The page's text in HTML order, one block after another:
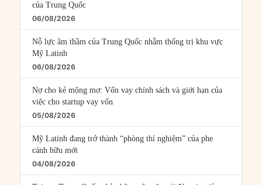
của Trung Quốc
06/08/2026
Nỗ lực âm thầm của Trung Quốc nhằm thống trị khu vực
Mỹ Latinh
06/08/2026
Nợ cho kẻ mộng mơ: Vốn vay chính sách và giới hạn của
việc cho startup vay vốn
05/08/2026
Mỹ Latinh đang trở thành “phòng thí nghiệm” của phe
cánh hữu mới
04/08/2026